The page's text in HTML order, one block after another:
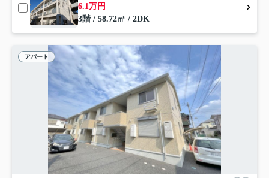
6.1万円
3階 / 58.72㎡ / 2DK
アパート